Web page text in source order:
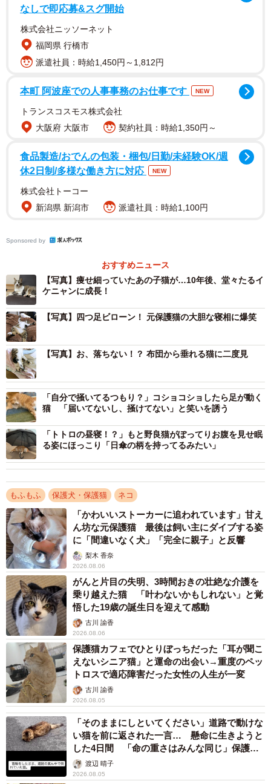
の畑に姿を見せるようになったのがきっかけでした。
「わりと人懐っこい性格で近寄ってくるようになり、水と
ごはんをあげていました」
その後、毎日現れるようになったこたろくん。いつもなら
仕事から帰るとすぐに走って現れるはずが、ある日、なか
なか姿を見せませんでした。
「おかしいな…」と思っていると、遠くから足を引きずり
ながら歩いて来るこたろくんの姿が見えたといいます。
「よく見ると左前足を何かに噛まれて大ケガを負っていま
す」
なしで即応募&スグ開始
株式会社ニッソーネット
福岡県 行橋市
派遣社員：時給1,450円～1,812円
本町 阿波座での人事事務のお仕事です NEW
トランスコスモス株式会社
大阪府 大阪市
契約社員：時給1,350円～
食品製造/おでんの包装・梱包/日勤/未経験OK/週
休2日制/多様な働き方に対応
NEW
株式会社トーコー
新潟県 新潟市
派遣社員：時給1,100円
Sponsored by
おすすめニュース
【写真】痩せ細っていたあの子猫が…10年後、堂々たるイ
ケニャンに成長！
【写真】四つ足ビローン！ 元保護猫の大胆な寝相に爆笑
【写真】お、落ちない！？ 布団から垂れる猫に二度見
「自分で掻いてるつもり？」コショコショしたら足が動く
猫 「届いてないし、掻けてない」と笑いを誘う
「トトロの昼寝！？」もと野良猫がぽってりお腹を見せ眠
る姿にほっこり「日傘の柄を持ってるみたい」
もふもふ 保護犬・保護猫 ネコ
「かわいいストーカーに追われています」甘え
ん坊な元保護猫 最後は飼い主にダイブする姿
に「間違いなく犬」「完全に親子」と反響
梨木 香奈
2026.08.06
がんと片目の失明、3時間おきの壮絶な介護を
乗り越えた猫 「叶わないかもしれない」と覚
悟した19歳の誕生日を迎えて感動
古川 諭香
2026.08.06
保護猫カフェでひとりぼっちだった「耳が聞こ
えないシニア猫」と運命の出会い→重度のペッ
トロスで適応障害だった女性の人生が一変
古川 諭香
2026.08.05
「そのままにしといてください」道路で動けな
い猫を前に返された一言… 懸命に生きようと
した4日間 「命の重さはみんな同じ」保護団
体代表の訴え
渡辺 晴子
2026.08.05